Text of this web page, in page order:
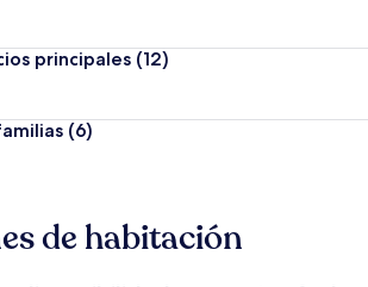
principales (12)
(6)
de habitación